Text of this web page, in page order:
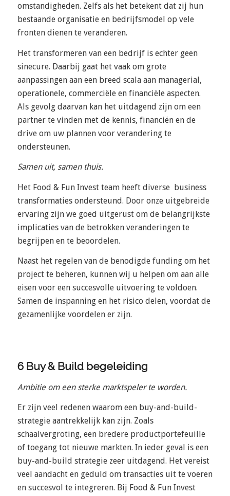
omstandigheden. Zelfs als het betekent dat zij hun
bestaande organisatie en bedrijfsmodel op vele
fronten dienen te veranderen.
Het transformeren van een bedrijf is echter geen
sinecure. Daarbij gaat het vaak om grote
aanpassingen aan een breed scala aan managerial,
operationele, commerciële en financiële aspecten.
Als gevolg daarvan kan het uitdagend zijn om een ​​
partner te vinden met de kennis, financiën en de
drive om uw plannen voor verandering te
ondersteunen.
Samen uit, samen thuis.
Het Food & Fun Invest team heeft diverse business
transformaties ondersteund. Door onze uitgebreide
ervaring zijn we goed uitgerust om de belangrijkste
implicaties van de betrokken veranderingen te
begrijpen en te beoordelen.
Naast het regelen van de benodigde funding om het
project te beheren, kunnen wij u helpen om aan alle
eisen voor een succesvolle uitvoering te voldoen.
Samen de inspanning en het risico delen, voordat de
gezamenlijke voordelen er zijn.
6 Buy & Build begeleiding
Ambitie om een sterke marktspeler te worden.
Er zijn veel redenen waarom een buy-and-build-
strategie aantrekkelijk kan zijn. Zoals
schaalvergroting, een bredere productportefeuille
of toegang tot nieuwe markten. In ieder geval is een
buy-and-build strategie zeer uitdagend. Het vereist
veel aandacht en geduld om transacties uit te voeren
en succesvol te integreren. Bij Food & Fun Invest